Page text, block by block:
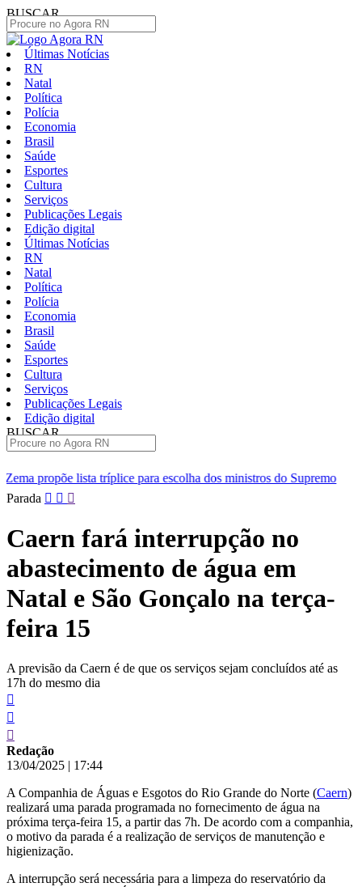
BUSCAR
Últimas Notícias
RN
Natal
Política
Polícia
Economia
Brasil
Saúde
Esportes
Cultura
Serviços
Publicações Legais
Edição digital
Últimas Notícias
RN
Natal
Política
Polícia
Economia
Brasil
Saúde
Esportes
Cultura
Serviços
Publicações Legais
Edição digital
BUSCAR
tríplice para escolha dos ministros do Supremo
Lula e
Pular
conteúdo
Parada
Caern fará interrupção no
abastecimento de água em
Natal e São Gonçalo na terça-
feira 15
A previsão da Caern é de que os serviços sejam concluídos até as
17h do mesmo dia
Redação
13/04/2025 | 17:44
A Companhia de Águas e Esgotos do Rio Grande do Norte (Caern)
realizará uma parada programada no fornecimento de água na
próxima terça-feira 15, a partir das 7h. De acordo com a companhia,
o motivo da parada é a realização de serviços de manutenção e
higienização.
A interrupção será necessária para a limpeza do reservatório da